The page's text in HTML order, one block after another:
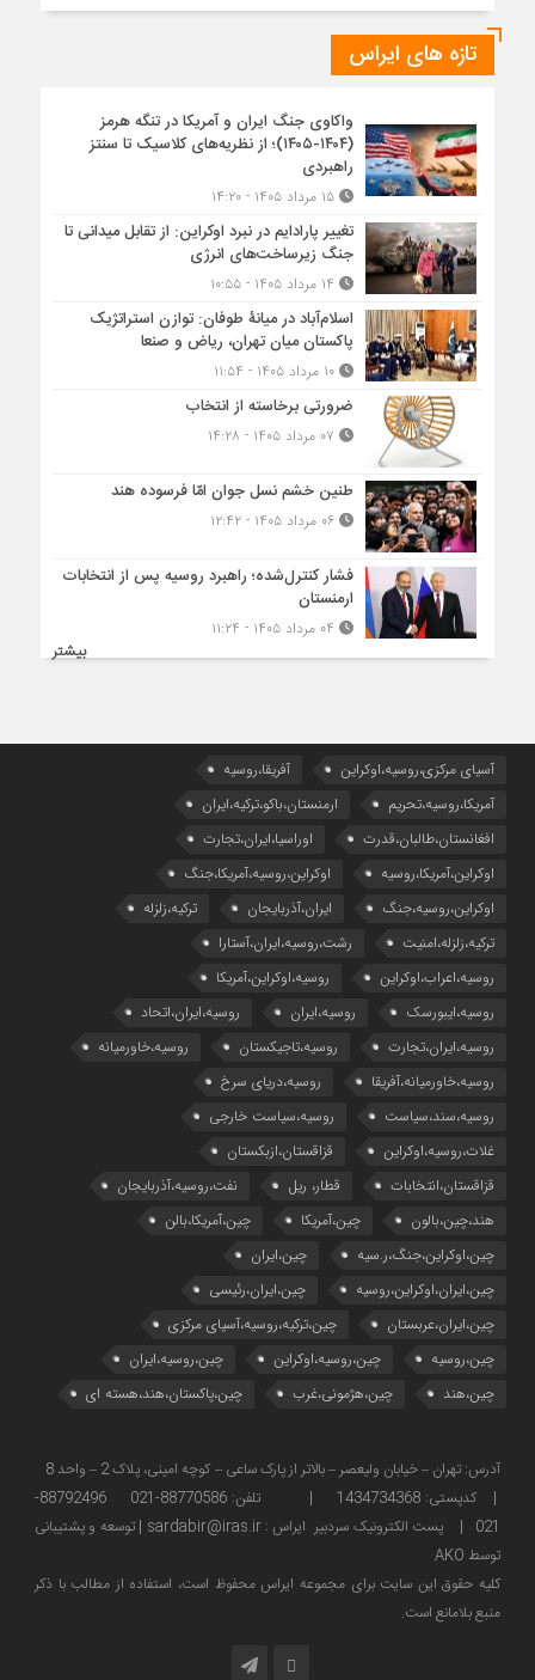
تازه های ایراس
واکاوی جنگ ایران و آمریکا در تنگه هرمز
(۱۴۰۴-۱۴۰۵)؛ از نظریه‌های کلاسیک تا سنتز
راهبردی
۱۵ مرداد ۱۴۰۵ - ۱۴:۲۰
تغییر پارادایم در نبرد اوکراین: از تقابل میدانی تا
جنگ زیرساخت‌های انرژی
اسلام‌آباد در میانۀ طوفان: توازن استراتژیک
پاکستان میان تهران، ریاض و صنعا
۱۰ مرداد ۱۴۰۵ - ۱۱:۵۴
ضرورتی برخاسته از انتخاب
طنین خشم نسل جوان امّا فرسوده هند
۰۶ مرداد ۱۴۰۵ - ۱۲:۴۲
فشار کنترل‌شده؛ راهبرد روسیه پس از انتخابات
ارمنستان
بیشتر
آسیای مرکزی،روسیه،اوکراین
آفریقا،روسیه
آمریکا،روسیه،تحریم
ارمنستان،باکو،ترکیه،ایران
افغانستان،طالبان،قدرت
اوراسیا،ایران،تجارت
اوکراین،آمریکا،روسیه
اوکراین،روسیه،آمریکا،جنگ
اوکراین،روسیه،جنگ
ایران،آذربایجان
ترکیه،زلزله
ترکیه،زلزله،امنیت
رشت،روسیه،ایران،آستارا
روسیه،اعراب،اوکراین
روسیه،اوکراین،آمریکا
روسیه،ایبورسک
روسیه،ایران
روسیه،ایران،اتحاد
روسیه،ایران،تجارت
روسیه،تاجیکستان
روسیه،خاورمیانه
روسیه،خاورمیانه،آفریقا
روسیه،دریای سرخ
روسیه،سند،سیاست
روسیه،سیاست خارجی
غلات،روسیه،اوکراین
قزاقستان،ازبکستان
قزاقستان،انتخابات
قطار، ریل
نفت،روسیه،آذربایجان
هند،چین،بالون
چین،آمریکا
چین،آمریکا،بالن
چین،اوکراین،جنگ،ر.سیه
چین،ایران
چین،ایران،اوکراین،روسیه
چین،ایران،رئیسی
چین،ایران،عربستان
چین،ترکیه،روسیه،آسیای مرکزی
چین،روسیه
چین،روسیه،اوکراین
چین،روسیه،ایران
چین،هند
چین،هژمونی،غرب چین،پاکستان،هند،هسته ای
| کدپستی: 1434734368 | تلفن: 88770586-021 88792496-
021 | پست الکترونیک سردبیر ایراس : sardabir@iras.ir |
توسعه و پشتیبانی
توسط AKO
كليه حقوق این سایت برای مجموعه ایراس محفوظ است، استفاده از مطالب با ذكر
منبع بلامانع است.